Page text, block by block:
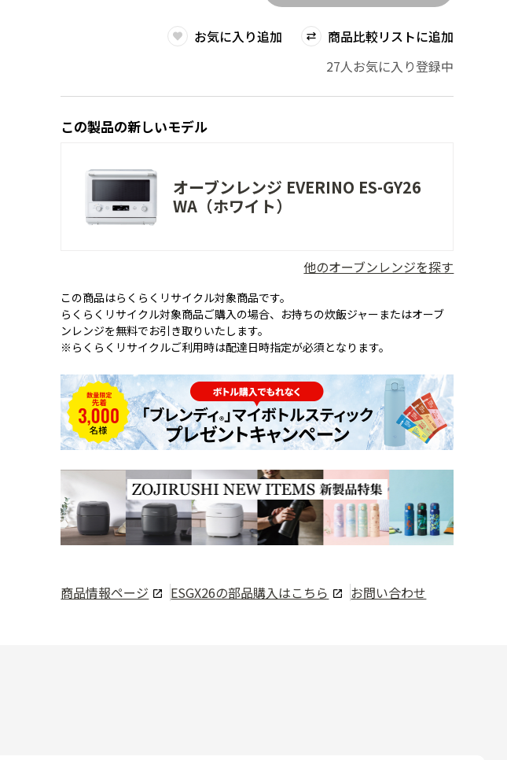
お気に入り追加
商品比較リストに追加
27人お気に入り登録中
この製品の新しいモデル
オーブンレンジ EVERINO ES-GY26
WA（ホワイト）
他のオーブンレンジを探す
この商品はらくらくリサイクル対象商品です。
らくらくリサイクル対象商品ご購入の場合、お持ちの炊飯ジャーまたはオーブ
ンレンジを無料でお引き取りいたします。
※らくらくリサイクルご利用時は配達日時指定が必須となります。
商品情報ページ ESGX26の部品購入はこちら お問い合わせ